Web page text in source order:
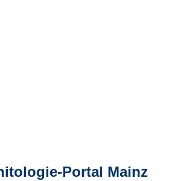
Portal Mainz